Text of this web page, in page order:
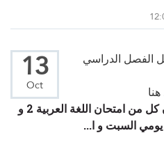
13
Oct
الفصل الدراسي
كما تنوه لجنة الإمتحانات الى ان كل من امتحان اللغة العربية 2 و